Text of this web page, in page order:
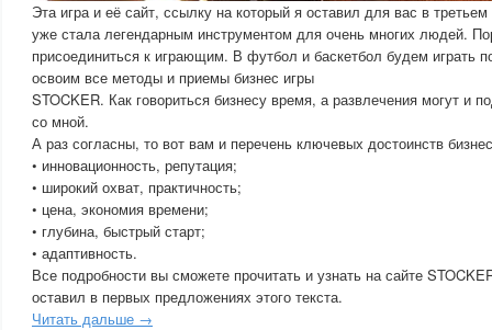
Эта игра и её сайт, ссылку на который я оставил для вас в
уже стала легендарным инструментом для очень многих людей.
присоединиться к играющим. В футбол и баскетбол будем играть
освоим все методы и приемы бизнес игры
STOCKER. Как говориться бизнесу время, а развлечения могут и
со мной.
А раз согласны, то вот вам и перечень ключевых достоинств
• инновационность, репутация;
• широкий охват, практичность;
• цена, экономия времени;
• глубина, быстрый старт;
• адаптивность.
Все подробности вы сможете прочитать и узнать на сайте
оставил в первых предложениях этого текста.
Читать дальше →